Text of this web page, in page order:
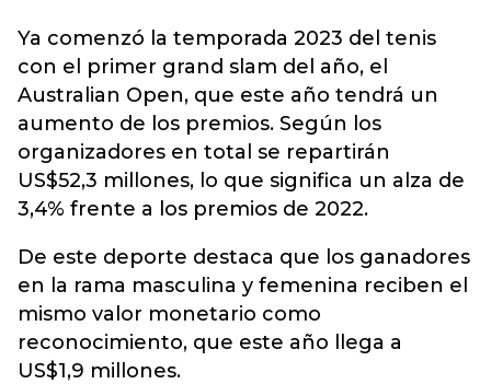
Ya comenzó la temporada 2023 del tenis
con el primer grand slam del año, el
Australian Open, que este año tendrá un
aumento de los premios. Según los
organizadores en total se repartirán
US$52,3 millones, lo que significa un alza de
3,4% frente a los premios de 2022.
De este deporte destaca que los ganadores
en la rama masculina y femenina reciben el
mismo valor monetario como
reconocimiento, que este año llega a
US$1,9 millones.